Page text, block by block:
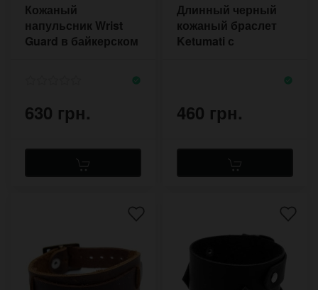
Кожаный
напульсник Wrist
Guard в байкерском
630 грн.
Длинный черный
кожаный браслет
Ketumati с
460 грн.